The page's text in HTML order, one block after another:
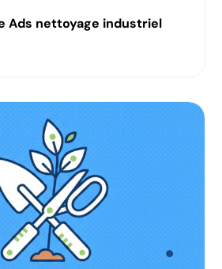
Ads nettoyage industriel